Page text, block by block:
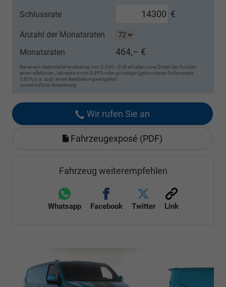
Schlussrate €
Anzahl der Monatsraten
Monatsraten
464,– €
Bei einem Nettodarlehensbetrag von 5.000,- EUR erhalten zwei Drittel der Kunden
einen effektiven Jahreszins von 5,99% oder günstiger (gebundener Sollzinssatz
5,83% p.a. zzgl. eines Bearbeitungsentgelts).
unverbindliche Berechnung
Wir rufen Sie an
Fahrzeugexposé (PDF)
Fahrzeug weiterempfehlen
Whatsapp Facebook Twitter Link